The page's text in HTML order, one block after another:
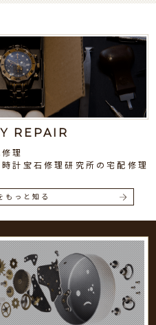
REPAIR
理
計宝石修理研究所の宅配修理
もっと知る